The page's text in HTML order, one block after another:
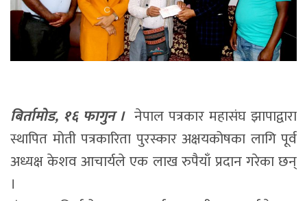
बिर्तामोड, १६ फागुन । नेपाल पत्रकार महासंघ झापाद्वारा
स्थापित मोती पत्रकारिता पुरस्कार अक्षयकोषका लागि पूर्व
अध्यक्ष केशव आचार्यले एक लाख रुपैयाँ प्रदान गरेका छन्
।